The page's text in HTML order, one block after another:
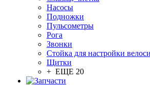
Насосы
Подножки
Пульсометры
Рога
Звонки
Стойка для настройки
Щитки
+ ЕЩЕ 20